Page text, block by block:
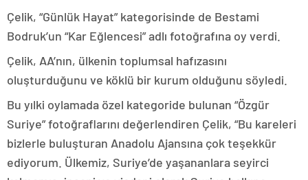
Çelik, “Günlük Hayat” kategorisinde de Bestami
Bodruk’un “Kar Eğlencesi” adlı fotoğrafına oy verdi.
Çelik, AA’nın, ülkenin toplumsal hafızasını
oluşturduğunu ve köklü bir kurum olduğunu söyledi.
Bu yılki oylamada özel kategoride bulunan “Özgür
Suriye” fotoğraflarını değerlendiren Çelik, “Bu kareleri
bizlerle buluşturan Anadolu Ajansına çok teşekkür
ediyorum. Ülkemiz, Suriye’de yaşananlara seyirci